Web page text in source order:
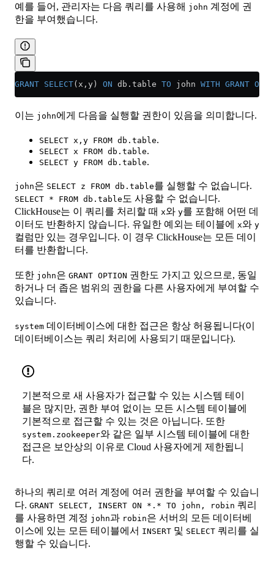
예를 들어, 관리자는 다음 쿼리를 사용해 john 계정에 권
한을 부여했습니다.
GRANT SELECT(x,y) ON db . table TO john WITH GRANT
이는 john에게 다음을 실행할 권한이 있음을 의미합니다.
SELECT x,y FROM db.table.
SELECT x FROM db.table.
SELECT y FROM db.table.
john은 SELECT z FROM db.table를 실행할 수 없습니다.
SELECT * FROM db.table 도 사용할 수 없습니다.
ClickHouse는 이 쿼리를 처리할 때 x와 y를 포함해 어떤 데
이터도 반환하지 않습니다. 유일한 예외는 테이블에 x와 y
컬럼만 있는 경우입니다. 이 경우 ClickHouse는 모든 데이
터를 반환합니다.
또한 john은 GRANT OPTION 권한도 가지고 있으므로, 동일
하거나 더 좁은 범위의 권한을 다른 사용자에게 부여할 수
있습니다.
system 데이터베이스에 대한 접근은 항상 허용됩니다(이
데이터베이스는 쿼리 처리에 사용되기 때문입니다).
기본적으로 새 사용자가 접근할 수 있는 시스템 테이
블은 많지만, 권한 부여 없이는 모든 시스템 테이블에
기본적으로 접근할 수 있는 것은 아닙니다. 또한
system.zookeeper와 같은 일부 시스템 테이블에 대한
접근은 보안상의 이유로 Cloud 사용자에게 제한됩니
다.
하나의 쿼리로 여러 계정에 여러 권한을 부여할 수 있습니
다. GRANT SELECT, INSERT ON *.* TO john, robin 쿼리
를 사용하면 계정 john과 robin은 서버의 모든 데이터베
이스에 있는 모든 테이블에서 INSERT 및 SELECT 쿼리를 실
행할 수 있습니다.